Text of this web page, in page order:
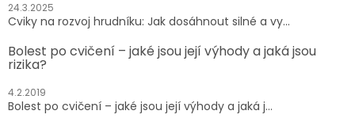
24.3.2025
Cviky na rozvoj hrudníku: Jak dosáhnout silné a vy...
Bolest po cvičení – jaké jsou její výhody a jaká jsou
rizika?
4.2.2019
Bolest po cvičení – jaké jsou její výhody a jaká j...